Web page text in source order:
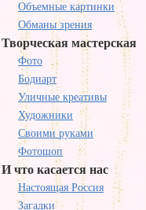
Объемные картинки
Обманы зрения
Творческая мастерская
Фото
Бодиарт
Уличные креативы
Художники
Своими руками
Фотошоп
И что касается нас
Настоящая Россия
Загадки